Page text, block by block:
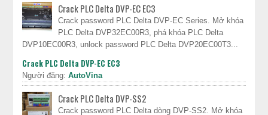
Crack PLC Delta DVP-EC EC3
Crack password PLC Delta DVP-EC Series. Mở khóa
PLC Delta DVP32EC00R3, phá khóa PLC Delta
DVP10EC00R3, unlock password PLC Delta DVP20EC00T3...
Crack PLC Delta DVP-EC EC3
Người đăng:AutoVina
Crack PLC Delta DVP-SS2
Crack password PLC Delta dòng DVP-SS2. Mở khóa